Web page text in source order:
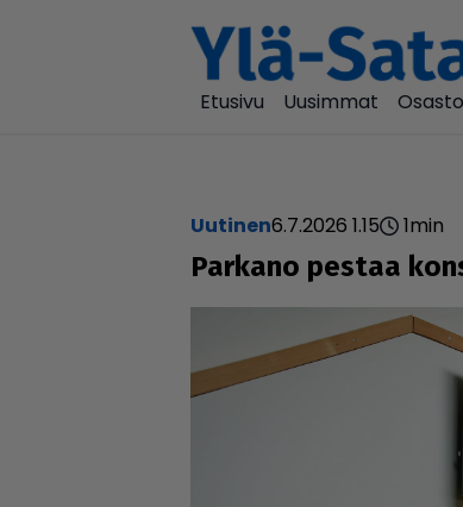
Etusivu
Uusimmat
uutinen6.7.2026 1.15 1min
Parkano pestaa